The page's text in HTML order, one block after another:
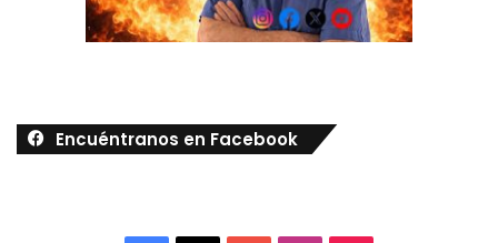
Encuéntranos en Facebook